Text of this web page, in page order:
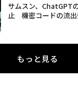
サムスン、ChatGPT
止 機密コードの流
もっと見る